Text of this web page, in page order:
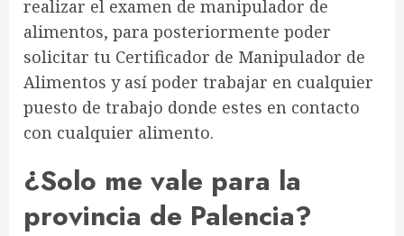
realizar el examen de manipulador de
alimentos, para posteriormente poder
solicitar tu Certificador de Manipulador de
Alimentos y así poder trabajar en cualquier
puesto de trabajo donde estes en contacto
con cualquier alimento.
¿Solo me vale para la
provincia de Palencia?